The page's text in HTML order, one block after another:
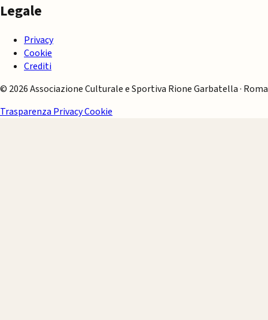
Legale
Privacy
Cookie
Crediti
© 2026 Associazione Culturale e Sportiva Rione Garbatella · Roma
Trasparenza PrivacyCookie